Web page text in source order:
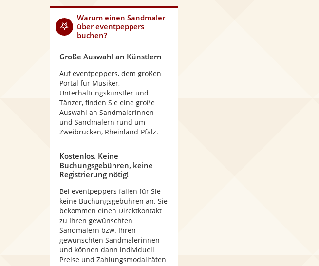
Warum einen Sandmaler
über eventpeppers
buchen?
Große Auswahl an Künstlern
Auf eventpeppers, dem großen
Portal für Musiker,
Unterhaltungskünstler und
Tänzer, finden Sie eine große
Auswahl an Sandmalerinnen
und Sandmalern rund um
Zweibrücken, Rheinland-Pfalz.
Kostenlos. Keine
Buchungsgebühren, keine
Registrierung nötig!
Bei eventpeppers fallen für Sie
keine Buchungsgebühren an. Sie
bekommen einen Direktkontakt
zu Ihren gewünschten
Sandmalern bzw. Ihren
gewünschten Sandmalerinnen
und können dann individuell
Preise und Zahlungsmodalitäten